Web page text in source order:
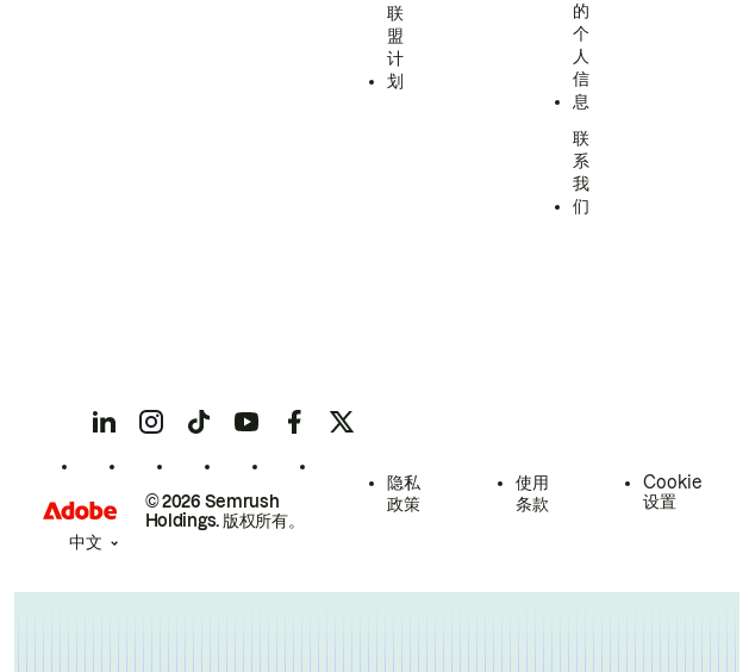
联
盟
计
划
的
个
人
信
息
联
系
我
们
© 2026 Semrush
Holdings. 版权所有。
隐私
政策
使用
条款
Cookie
设置
中文